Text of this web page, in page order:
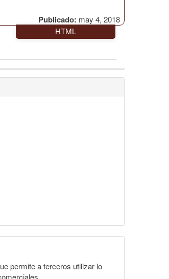
Publicado: may 4, 2018
HTML
permite a terceros utilizar lo